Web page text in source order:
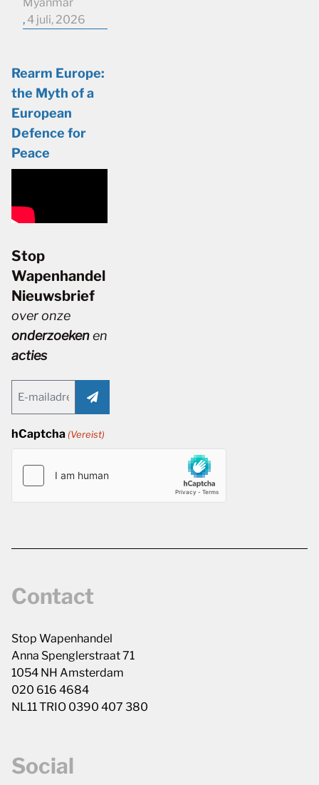
, 4 juli, 2026
Rearm Europe:
the Myth of a
European
Defence for
Peace
Stop
Wapenhandel
Nieuwsbrief
over onze
onderzoekenen
acties
(Vereist)
hCaptcha (Vereist)
Contact
Stop Wapenhandel
Anna Spenglerstraat 71
1054 NH Amsterdam
020 616 4684
NL11 TRIO 0390 407 380
Social